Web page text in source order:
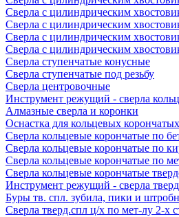
Сверла с цилиндрическим
Сверла с цилиндрическим
Сверла с цилиндрическим
Сверла с цилиндрическим
Сверла ступенчатые конусные
Сверла ступенчатые под резьбу
Сверла центровочные
Инструмент режущий - сверла
Алмазные сверла и коронки
Оснастка для кольцевых
Сверла кольцевые корончатые по
Сверла кольцевые корончатые по
Сверла кольцевые корончатые по
Сверла кольцевые корончатые
Инструмент режущий - сверла
Буры тв. спл. зубила, пики и
Сверла тверд.спл ц/х по мет-лу 2-х